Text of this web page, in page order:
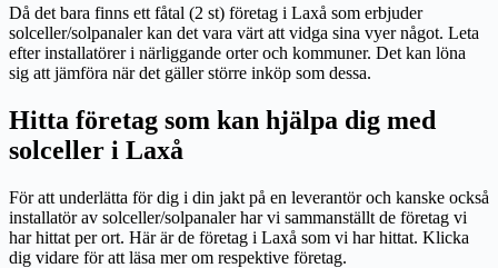
Då det bara finns ett fåtal (2 st) företag i Laxå som erbjuder
solceller/solpanaler kan det vara värt att vidga sina vyer något. Leta
efter installatörer i närliggande orter och kommuner. Det kan löna
sig att jämföra när det gäller större inköp som dessa.
Hitta företag som kan hjälpa dig med
solceller i Laxå
För att underlätta för dig i din jakt på en leverantör och kanske också
installatör av solceller/solpanaler har vi sammanställt de företag vi
har hittat per ort. Här är de företag i Laxå som vi har hittat. Klicka
dig vidare för att läsa mer om respektive företag.